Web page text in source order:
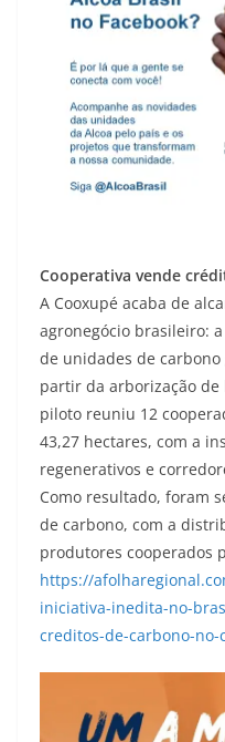
Cooperativa vende
A Cooxupé acaba de
agronegócio brasileiro:
de unidades de
partir da arborização
piloto reuniu 12
43,27 hectares, com a
regenerativos e
Como resultado, foram
de carbono, com a
produtores cooperados
https://
iniciativa-inedita-no-
creditos-de-carbono-no-